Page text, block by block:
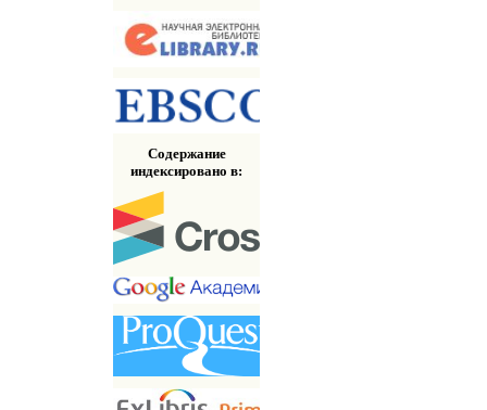
Содержание
индексировано в: